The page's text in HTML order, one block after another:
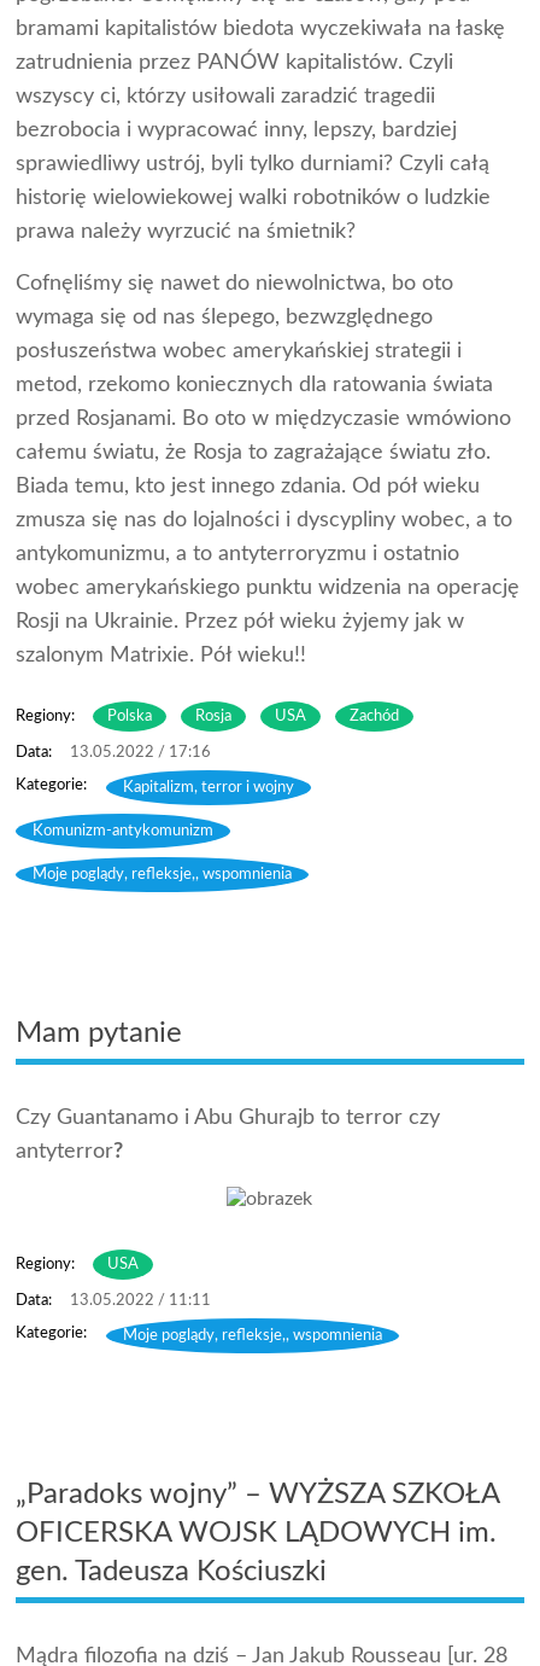
bramami kapitalistów biedota wyczekiwała na łaskę
zatrudnienia przez PANÓW kapitalistów. Czyli
wszyscy ci, którzy usiłowali zaradzić tragedii
bezrobocia i wypracować inny, lepszy, bardziej
sprawiedliwy ustrój, byli tylko durniami? Czyli całą
historię wielowiekowej walki robotników o ludzkie
prawa należy wyrzucić na śmietnik?
Cofnęliśmy się nawet do niewolnictwa, bo oto
wymaga się od nas ślepego, bezwzględnego
posłuszeństwa wobec amerykańskiej strategii i
metod, rzekomo koniecznych dla ratowania świata
przed Rosjanami. Bo oto w międzyczasie wmówiono
całemu światu, że Rosja to zagrażające światu zło.
Biada temu, kto jest innego zdania. Od pół wieku
zmusza się nas do lojalności i dyscypliny wobec, a to
antykomunizmu, a to antyterroryzmu i ostatnio
wobec amerykańskiego punktu widzenia na operację
Rosji na Ukrainie. Przez pół wieku żyjemy jak w
szalonym Matrixie. Pół wieku!!
Regiony: Polska Rosja USA Zachód
13.05.2022 / 17:16
Kapitalizm, terror i wojny
Komunizm-antykomunizm
Moje poglądy, refleksje,, wspomnienia
Mam pytanie
Czy Guantanamo i Abu Ghurajb to terror czy
antyterror?
Regiony: USA
13.05.2022 / 11:11
Moje poglądy, refleksje,, wspomnienia
„Paradoks wojny” – WYŻSZA SZKOŁA
OFICERSKA WOJSK LĄDOWYCH im.
gen. Tadeusza Kościuszki
Mądra filozofia na dziś – Jan Jakub Rousseau [ur. 28